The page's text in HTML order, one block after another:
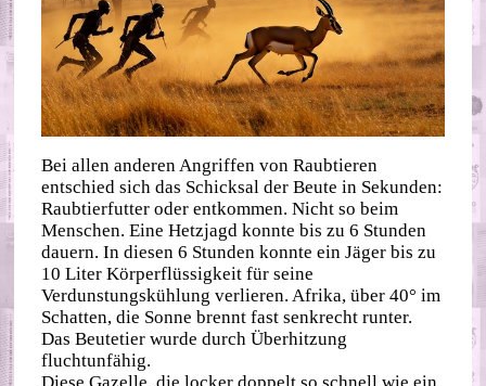
Bei allen anderen Angriffen von Raubtieren
entschied sich das Schicksal der Beute in Sekunden:
Raubtierfutter oder entkommen. Nicht so beim
Menschen. Eine Hetzjagd konnte bis zu 6 Stunden
dauern. In diesen 6 Stunden konnte ein Jäger bis zu
10 Liter Körperflüssigkeit für seine
Verdunstungskühlung verlieren. Afrika, über 40° im
Schatten, die Sonne brennt fast senkrecht runter.
Das Beutetier wurde durch Überhitzung
fluchtunfähig.